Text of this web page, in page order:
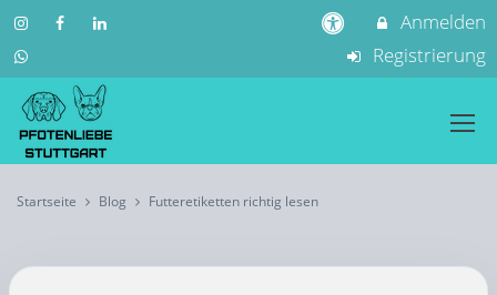
Anmelden
Registrierung
Startseite Blog Futteretiketten richtig lesen